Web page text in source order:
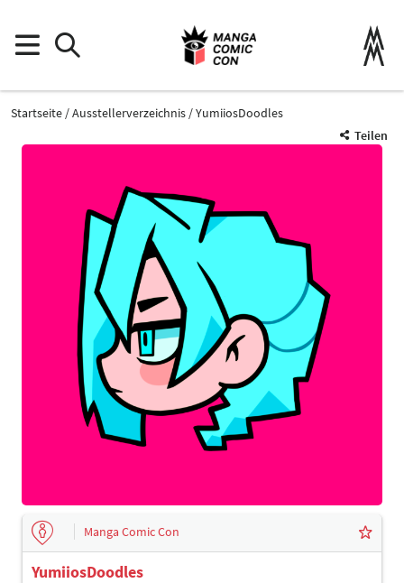
Startseite Ausstellerverzeichnis
YumiiosDoodles
Teilen
Manga Comic Con
YumiiosDoodles